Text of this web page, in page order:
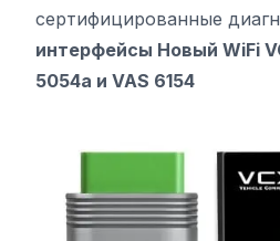
сертифицированные
интерфейсы Новый WiFi
5054a и VAS 6154